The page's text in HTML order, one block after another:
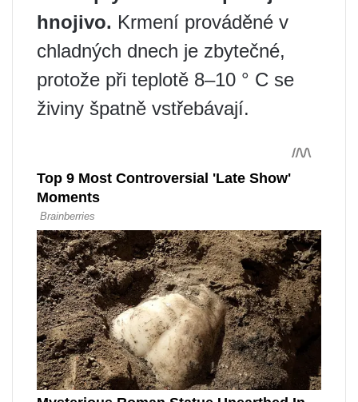
hnojivo. Krmení prováděné v
chladných dnech je zbytečné,
protože při teplotě 8–10 ° C se
živiny špatně vstřebávají.